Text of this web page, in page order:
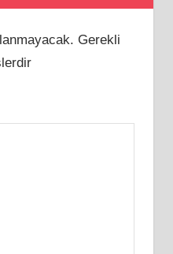
Gerekli